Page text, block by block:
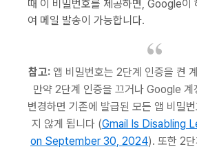
때 이 비밀번호를 제공하면, Google이
여 메일 발송이 가능합니다.
참고:앱 비밀번호는 2단계 인증을 켠
만약 2단계 인증을 끄거나 Google 계
변경하면 기존에 발급된 모든 앱 비밀
지 않게 됩니다 (Gmail Is Disabling
on September 30, 2024). 또한 2단